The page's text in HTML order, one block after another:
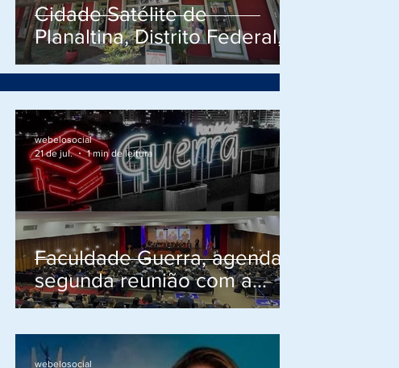
Cidade Satélite de
Planaltina, Distrito Federal,
agenda reunião de
Social do Cidadão.
Faculdade Guerra, agenda
segunda reunião com a
Presidencia do Elo Social
de Parceria Institucional.
webelosocial
21 de jul.
1 min de leitura
webelosocial